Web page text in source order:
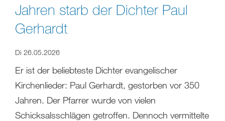
Jahren starb der Dichter Paul
Gerhardt
Di 26.05.2026
Er ist der beliebteste Dichter evangelischer
Kirchenlieder: Paul Gerhardt, gestorben vor 350
Jahren. Der Pfarrer wurde von vielen
Schicksalsschlägen getroffen. Dennoch vermittelte